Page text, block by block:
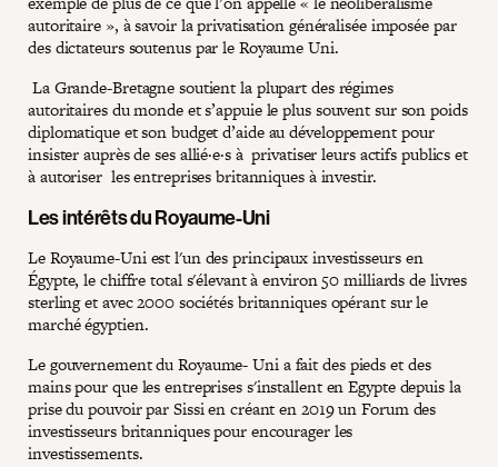
autoritaire », à savoir la privatisation généralisée imposée par
des dictateurs soutenus par le Royaume Uni.
La Grande-Bretagne soutient la plupart des régimes
autoritaires du monde et s’appuie le plus souvent sur son poids
diplomatique et son budget d’aide au développement pour
insister auprès de ses allié·e·s à privatiser leurs actifs publics et
à autoriser les entreprises britanniques à investir.
Les intérêts du Royaume-Uni
Le Royaume-Uni est l'un des principaux investisseurs en
Égypte, le chiffre total s'élevant à environ 50 milliards de livres
sterling et avec 2000 sociétés britanniques opérant sur le
marché égyptien.
Le gouvernement du Royaume- Uni a fait des pieds et des
mains pour que les entreprises s'installent en Egypte depuis la
prise du pouvoir par Sissi en créant en 2019 un Forum des
investisseurs britanniques pour encourager les
investissements.